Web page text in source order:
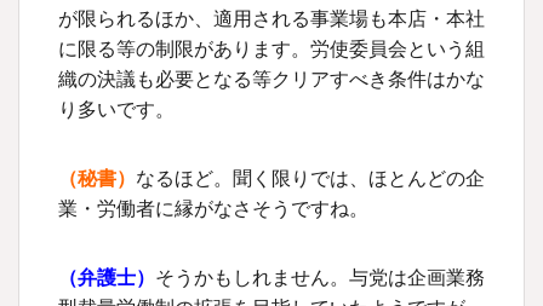
が限られるほか、適用される事業場も本店・本社
に限る等の制限があります。労使委員会という組
織の決議も必要となる等クリアすべき条件はかな
り多いです。
（秘書） なるほど。聞く限りでは、ほとんどの企
業・労働者に縁がなさそうですね。
（弁護士） そうかもしれません。与党は企画業務